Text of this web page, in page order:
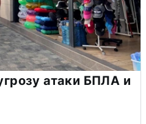
атаки БПЛА и